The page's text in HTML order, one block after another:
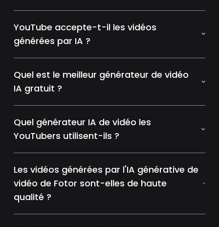
YouTube accepte-t-il les vidéos
générées par IA ?
Quel est le meilleur générateur de vidéo
IA gratuit ?
Quel générateur IA de vidéo les
YouTubers utilisent-ils ?
Les vidéos générées par l'IA générative de
vidéo de Fotor sont-elles de haute
qualité ?